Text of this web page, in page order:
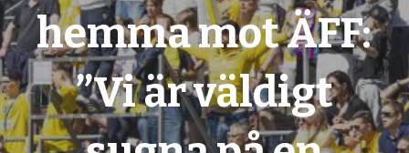
hemma mot ÄFF:
”Vi är väldigt